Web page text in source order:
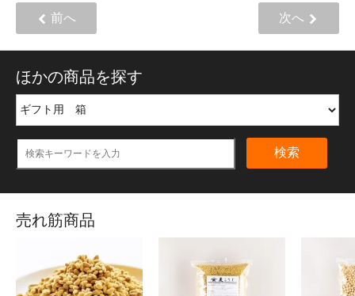
前へ 次へ
ほかの商品を探す
検索
売れ筋商品